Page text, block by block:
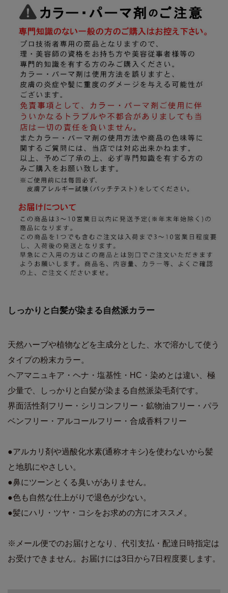
しっかりと白髪が染まる自然派カラー
天然ハーブや植物などを主成分とした、水で溶かして使う
タイプの粉末カラー。
ヘアマニュキア・ヘナ・塩基性・HC・染めとは違い、極
少量で、しっかりと白髪が染まる自然派染毛剤です。
界面活性剤フリー・シリコンフリー・鉱物油フリー・パラ
ベンフリー・アルコールフリー・合成香料フリー
●アルカリ剤や過酸化水素(通称オキシ)を使わないから髪
と地肌にやさしい。
●鼻にツーンとくる臭いがありません。
●色も自然な仕上がりで退色が少ない。
●髪にハリ・ツヤ・コシをお求めの方にオススメ。
※メール便でのお届けとなり、代引支払・配達日時指定は
お受けできません。お届けには3日から7日程度要します。